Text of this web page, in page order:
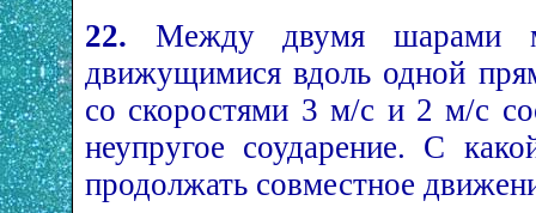
22. Между двумя шарами
движущимися вдоль одной
со скоростями 3 м/с и 2 м/с
неупругое соударение. С
продолжать совместное